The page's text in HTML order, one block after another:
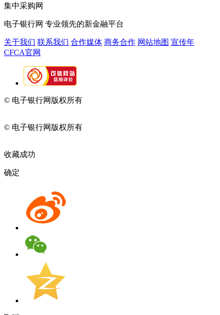
集中采购网
电子银行网 专业领先的新金融平台
关于我们 联系我们 合作媒体 商务合作 网站地图 宣传年
CFCA官网
© 电子银行网版权所有
© 电子银行网版权所有
收藏成功
确定